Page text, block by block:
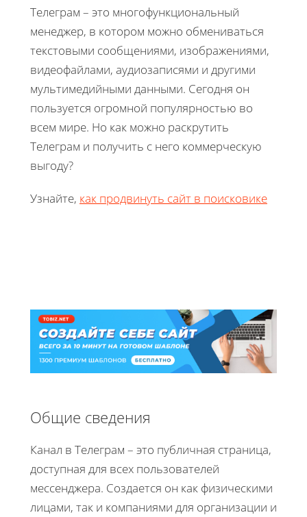
Телеграм – это многофункциональный
менеджер, в котором можно обмениваться
текстовыми сообщениями, изображениями,
видеофайлами, аудиозаписями и другими
мультимедийными данными. Сегодня он
пользуется огромной популярностью во
всем мире. Но как можно раскрутить
Телеграм и получить с него коммерческую
выгоду?
Узнайте, как продвинуть сайт в поисковике
Общие сведения
Канал в Телеграм – это публичная страница,
доступная для всех пользователей
мессенджера. Создается он как физическими
лицами, так и компаниями для организации и